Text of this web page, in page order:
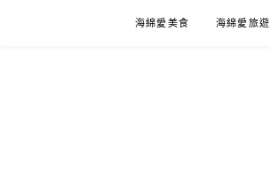
海綿愛美食 海綿愛旅遊